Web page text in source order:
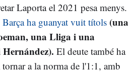
Laporta el 2021 pesa menys.
Barça ha guanyat vuit títols (una
una Lliga i una
El deute també ha
a la norma de l'1:1, amb